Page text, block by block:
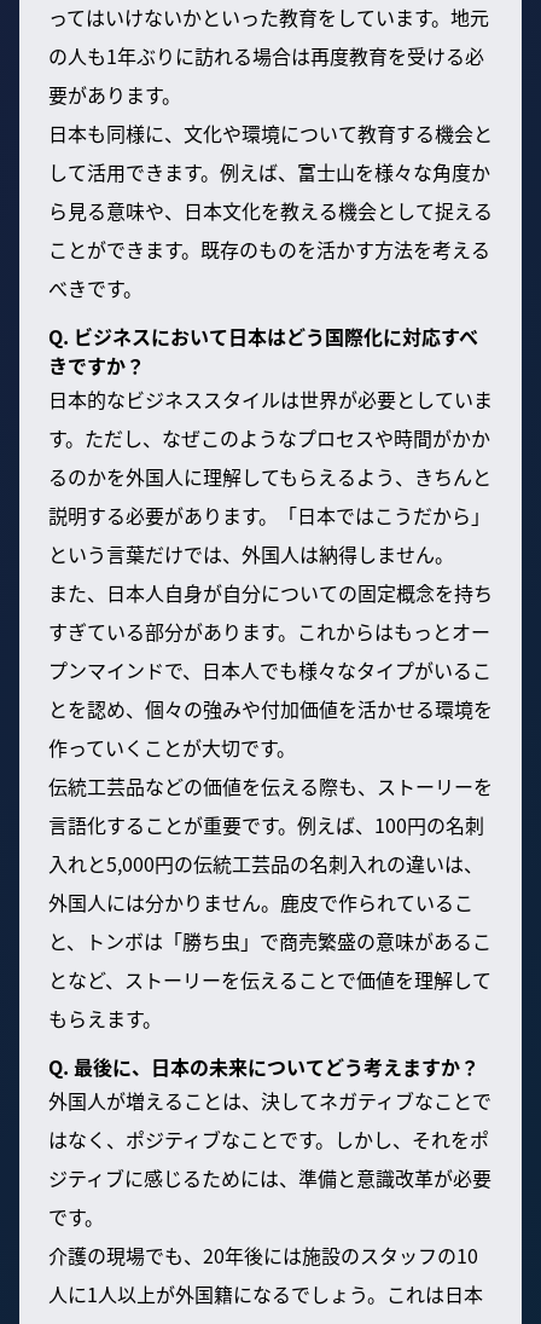
ってはいけないかといった教育をしています。地元
の人も1年ぶりに訪れる場合は再度教育を受ける必
要があります。
日本も同様に、文化や環境について教育する機会と
して活用できます。例えば、富士山を様々な角度か
ら見る意味や、日本文化を教える機会として捉える
ことができます。既存のものを活かす方法を考える
べきです。
Q. ビジネスにおいて日本はどう国際化に対応すべ
きですか？
日本的なビジネススタイルは世界が必要としていま
す。ただし、なぜこのようなプロセスや時間がかか
るのかを外国人に理解してもらえるよう、きちんと
説明する必要があります。「日本ではこうだから」
という言葉だけでは、外国人は納得しません。
また、日本人自身が自分についての固定概念を持ち
すぎている部分があります。これからはもっとオー
プンマインドで、日本人でも様々なタイプがいるこ
とを認め、個々の強みや付加価値を活かせる環境を
作っていくことが大切です。
伝統工芸品などの価値を伝える際も、ストーリーを
言語化することが重要です。例えば、100円の名刺
入れと5,000円の伝統工芸品の名刺入れの違いは、
外国人には分かりません。鹿皮で作られているこ
と、トンボは「勝ち虫」で商売繁盛の意味があるこ
となど、ストーリーを伝えることで価値を理解して
もらえます。
Q. 最後に、日本の未来についてどう考えますか？
外国人が増えることは、決してネガティブなことで
はなく、ポジティブなことです。しかし、それをポ
ジティブに感じるためには、準備と意識改革が必要
です。
介護の現場でも、20年後には施設のスタッフの10
人に1人以上が外国籍になるでしょう。これは日本